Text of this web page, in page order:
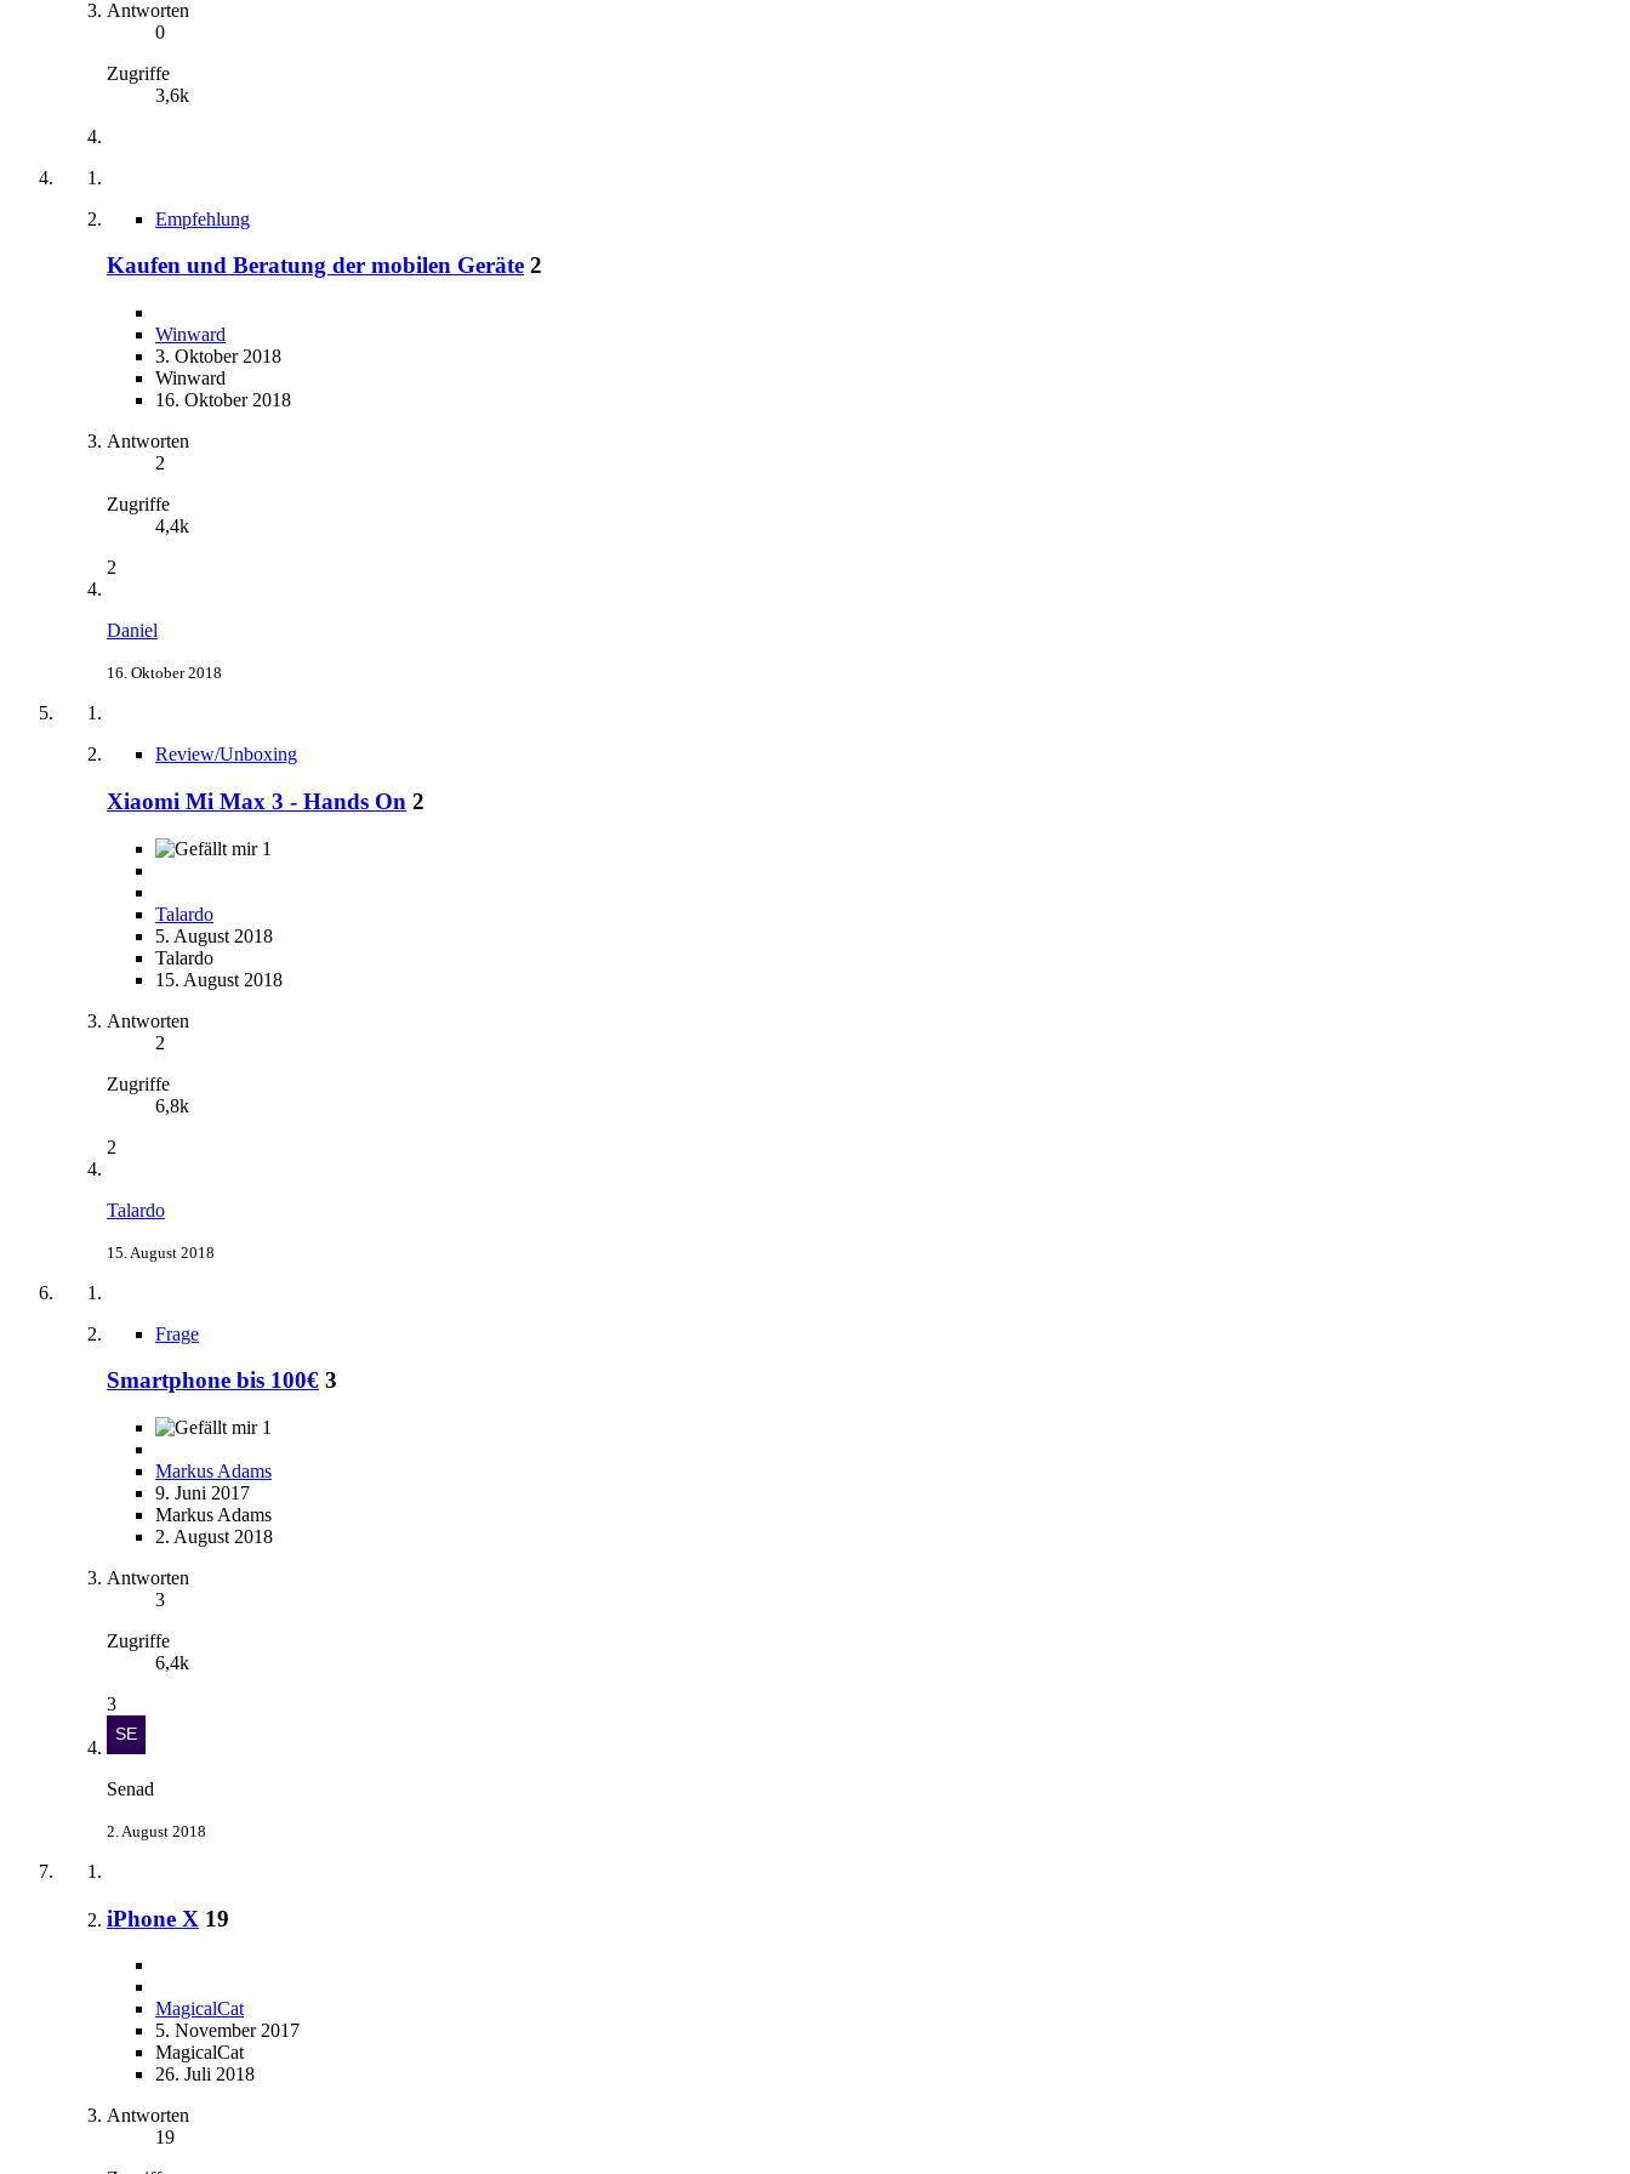
Antworten
0
Zugriffe
3,6k
Empfehlung
Kaufen und Beratung der mobilen Geräte 2
Winward
3. Oktober 2018
Winward
16. Oktober 2018
Antworten
2
Zugriffe
4,4k
2
Daniel
16. Oktober 2018
Review/Unboxing
Xiaomi Mi Max 3 - Hands On 2
1
Talardo
5. August 2018
Talardo
15. August 2018
Antworten
2
Zugriffe
6,8k
2
Talardo
15. August 2018
Frage
Smartphone bis 100€ 3
1
Markus Adams
9. Juni 2017
Markus Adams
2. August 2018
Antworten
3
Zugriffe
6,4k
3
Senad
2. August 2018
iPhone X 19
MagicalCat
5. November 2017
MagicalCat
26. Juli 2018
Antworten
19